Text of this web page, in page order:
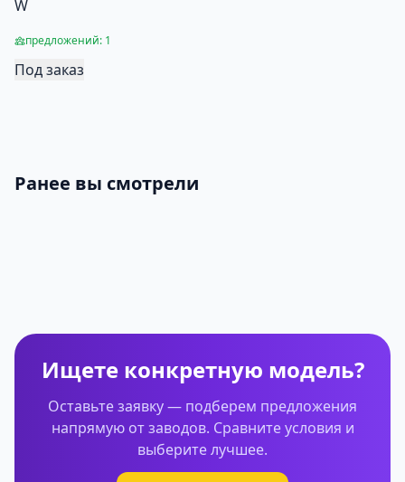
W
предложений: 1
Под заказ
Ранее вы смотрели
Ищете конкретную модель?
Оставьте заявку — подберем предложения
напрямую от заводов. Сравните условия и
выберите лучшее.